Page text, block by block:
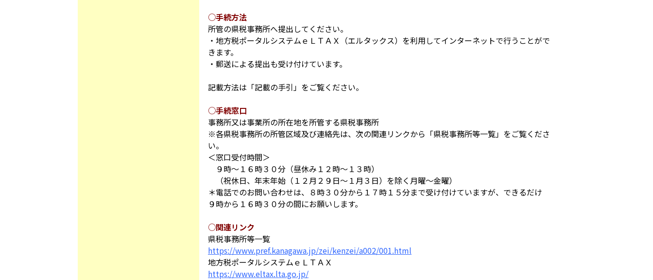
○手続方法
所管の県税事務所へ提出してください。
・地方税ポータルシステムｅＬＴＡＸ（エルタックス）を利用してインターネットで行うことがで
きます。
・郵送による提出も受け付けています。
記載方法は「記載の手引」をご覧ください。
○手続窓口
事務所又は事業所の所在地を所管する県税事務所
※各県税事務所の所管区域及び連絡先は、次の関連リンクから「県税事務所等一覧」をご覧くださ
い。
＜窓口受付時間＞
９時～１６時３０分（昼休み１２時～１３時）
（祝休日、年末年始（１２月２９日～１月３日）を除く月曜～金曜）
＊電話でのお問い合わせは、８時３０分から１７時１５分まで受け付けていますが、できるだけ
９時から１６時３０分の間にお願いします。
○関連リンク
県税事務所等一覧
https://www.pref.kanagawa.jp/zei/kenzei/a002/001.html
地方税ポータルシステムｅＬＴＡＸ
https://www.eltax.lta.go.jp/